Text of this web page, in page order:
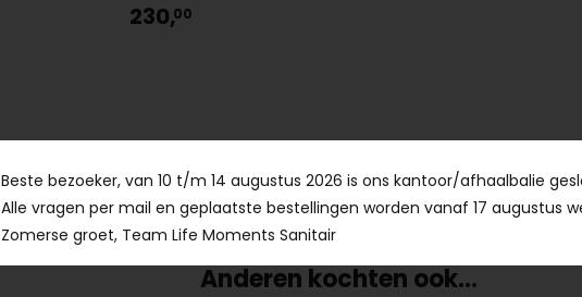
230,00
Anderen kochten ook...
Beste bezoeker, van 10 t/m 14 augustus 2026 is ons kantoor/afhaalbalie
Alle vragen per mail en geplaatste bestellingen worden vanaf 17 augustus
Zomerse groet, Team Life Moments Sanitair